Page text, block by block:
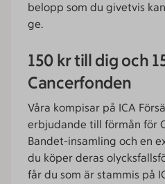
belopp som du givetvis
ge.
150 kr till dig och
Cancerfonden
Våra kompisar på ICA
erbjudande till förmån för
Bandet-insamling och en
du köper deras
får du som är stammis på